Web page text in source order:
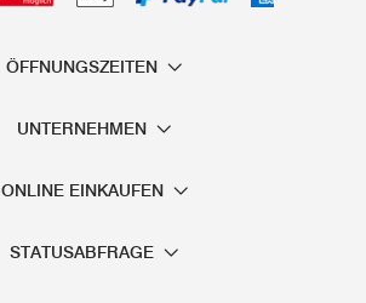
ÖFFNUNGSZEITEN
UNTERNEHMEN
ONLINE EINKAUFEN
STATUSABFRAGE